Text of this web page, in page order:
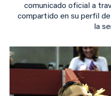
comunicado oficial a
compartido en su perfil
la